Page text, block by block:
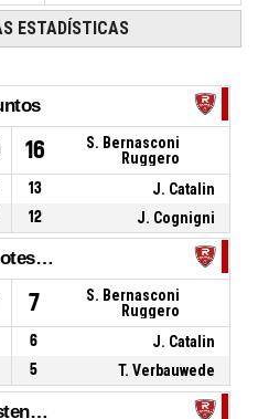
ESTADÍSTICAS
16
S. Bernasconi
Ruggero
13
J. Catalin
12 J. Cognigni
Rebotes Totales
7
S. Bernasconi
Ruggero
6
J. Catalin
5 T. Verbauwede
Asistencias